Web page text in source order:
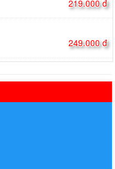
219.000 đ
249.000 đ